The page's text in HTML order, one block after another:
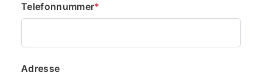
Telefonnummer*
Adresse